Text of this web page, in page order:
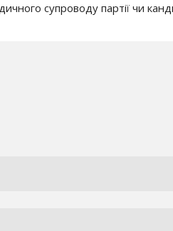
супроводу партії чи